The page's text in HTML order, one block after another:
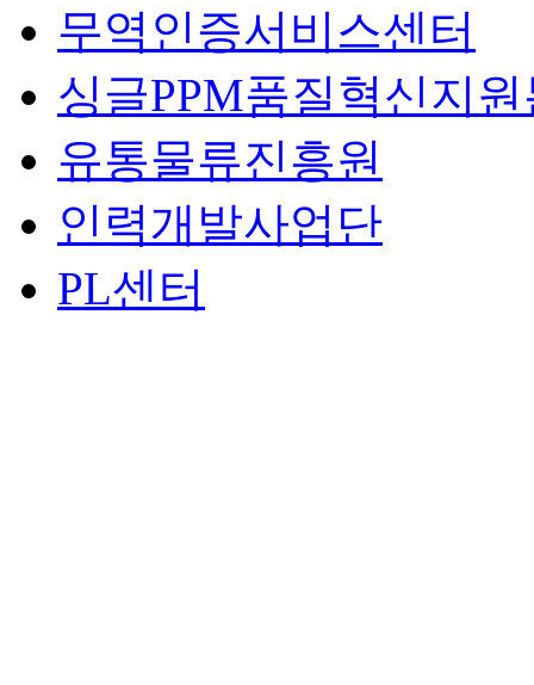
무역인증서비스센터
싱글PPM품질혁신지
유통물류진흥원
인력개발사업단
PL센터